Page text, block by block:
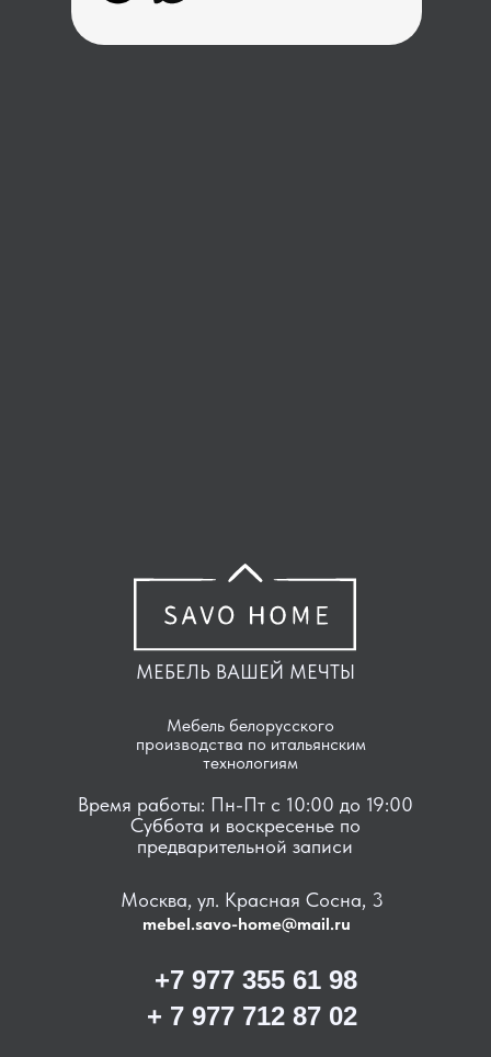
+ 7 977 712 87 02
Время работы: Пн-Пт с 10:00 до 19:00
Суббота и воскресенье по
предварительной записи
Москва, ул. Красная Сосна, 3
+7 977 355 61 98
Мебель белорусского
производства по итальянским
технологиям
МЕБЕЛЬ ВАШЕЙ МЕЧТЫ
mebel.savo-home@mail.ru